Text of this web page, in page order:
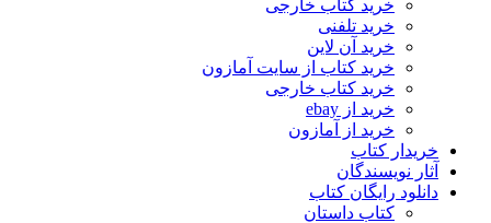
خرید کتاب خارجی
خرید تلفنی
خرید آن لاین
خرید کتاب از سایت آمازون
خرید کتاب خارجی
خرید از ebay
خرید از آمازون
خریدار کتاب
آثار نویسندگان
دانلود رایگان کتاب
کتاب داستان